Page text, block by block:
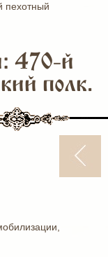
пехотный
470-й
полк.